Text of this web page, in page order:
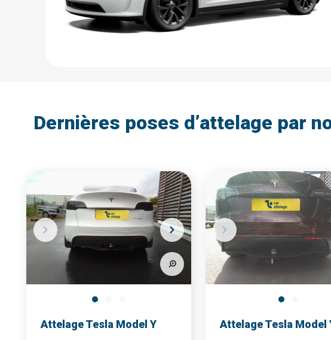
Dernières poses d’attelage par
Attelage Tesla Model Y Attelage Tesla Model